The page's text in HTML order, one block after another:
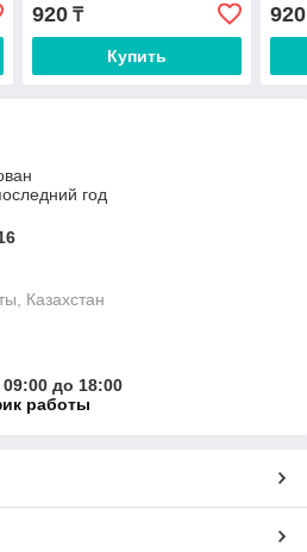
920₸
Купить
920
год
Казахстан
до 18:00
работы